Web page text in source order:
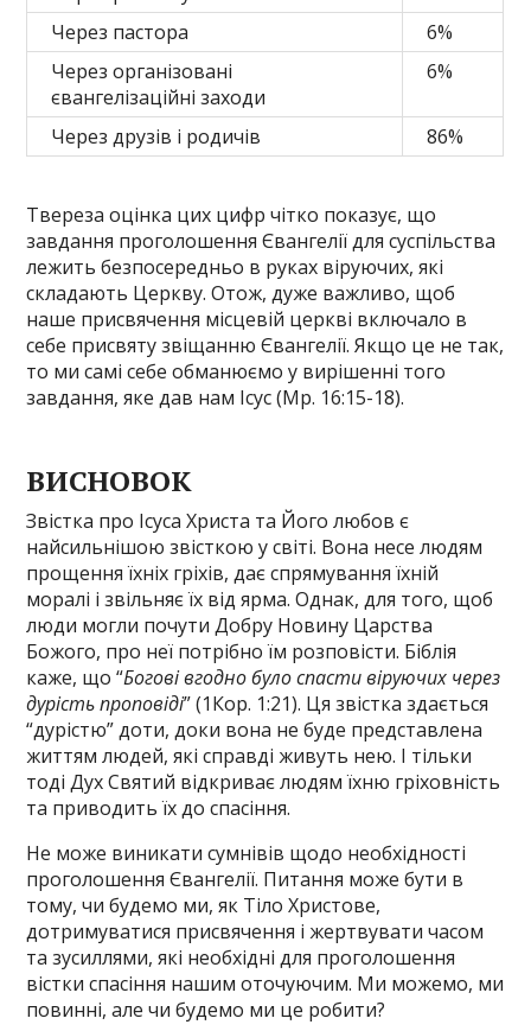
Через пастора
6%
Через організовані
євангелізаційні заходи
6%
Через друзів і родичів 86%
Твереза оцінка цих цифр чітко показує, що
завдання проголошення Євангелії для суспільства
лежить безпосередньо в руках віруючих, які
складають Церкву. Отож, дуже важливо, щоб
наше присвячення місцевій церкві включало в
себе присвяту звіщанню Євангелії. Якщо це не так,
то ми самі себе обманюємо у вирішенні того
завдання, яке дав нам Ісус (Мр. 16:15-18).
ВИСНОВОК
Звістка про Ісуса Христа та Його любов є
найсильнішою звісткою у світі. Вона несе людям
прощення їхніх гріхів, дає спрямування їхній
моралі і звільняє їх від ярма. Однак, для того, щоб
люди могли почути Добру Новину Царства
Божого, про неї потрібно їм розповісти. Біблія
каже, що “Богові вгодно було спасти віруючих через
дурість проповіді” (1Кор. 1:21). Ця звістка здається
“дурістю” доти, доки вона не буде представлена
життям людей, які справді живуть нею. І тільки
тоді Дух Святий відкриває людям їхню гріховність
та приводить їх до спасіння.
Не може виникати сумнівів щодо необхідності
проголошення Євангелії. Питання може бути в
тому, чи будемо ми, як Тіло Христове,
дотримуватися присвячення і жертвувати часом
та зусиллями, які необхідні для проголошення
вістки спасіння нашим оточуючим. Ми можемо, ми
повинні, але чи будемо ми це робити?